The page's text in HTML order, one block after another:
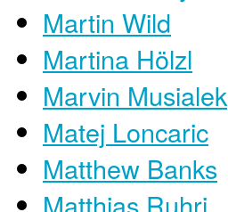
Martin Wild
Martina Hölzl
Marvin Musialek
Matej Loncaric
Matthew Banks
Matthias Ruhri